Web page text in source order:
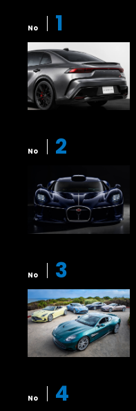
No 1
No 2
No 3
No 4